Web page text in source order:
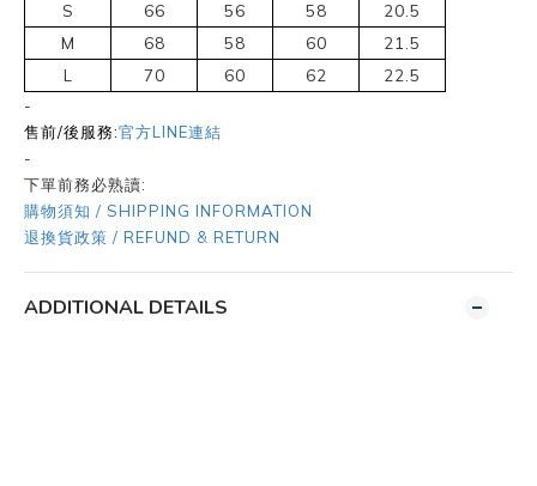
S
66 56 58
20.5
M
68 58 60
21.5
L
70 60 62
22.5
-
售前/後服務:官方LINE連結
-
下單前務必熟讀:
購物須知 / SHIPPING INFORMATION
退換貨政策 / REFUND & RETURN
ADDITIONAL DETAILS